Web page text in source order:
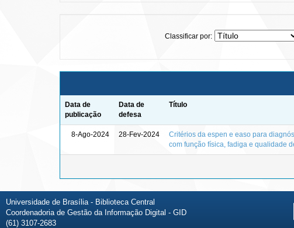
Classificar por:
Data de
publicação
Data de
defesa
Título
8-Ago-2024 28-Fev-2024
Critérios da espen e easo para
com função física, fadiga e qualidade
Universidade de Brasília - Biblioteca Central
Coordenadoria de Gestão da Informação Digital - GID
(61) 3107-2683